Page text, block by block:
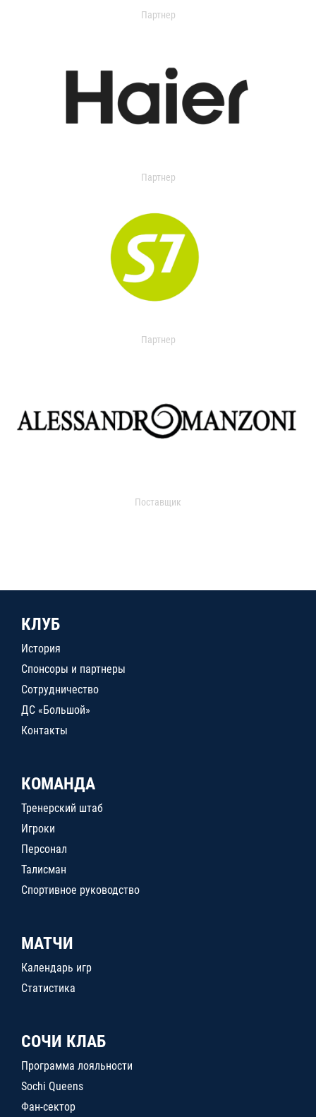
Партнер
Партнер
Партнер
Поставщик
КЛУБ
История
Спонсоры и партнеры
Сотрудничество
ДС «Большой»
Контакты
КОМАНДА
Тренерский штаб
Игроки
Персонал
Талисман
Спортивное руководство
МАТЧИ
Календарь игр
Статистика
СОЧИ КЛАБ
Программа лояльности
Sochi Queens
Фан-сектор